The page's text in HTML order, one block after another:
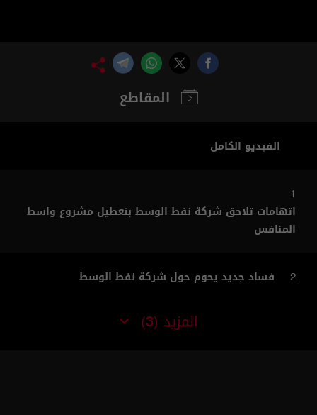
المقاطع
الفيديو الكامل
1
اتهامات تلاحق شركة نفط الوسط بتعطيل مشروع واسط
المنافس
2 فساد جديد يحوم حول شركة نفط الوسط
المزيد (3)